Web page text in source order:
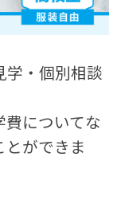
学・個別相談
についてな
ができま